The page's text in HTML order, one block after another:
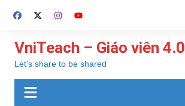
đến
dung
VniTeach – Giáo viên 4.0
Let's share to be shared